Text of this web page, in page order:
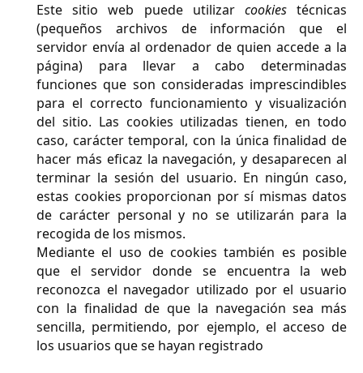
Este sitio web puede utilizar cookiestécnicas
(pequeños archivos de información que el
servidor envía al ordenador de quien accede a la
página) para llevar a cabo determinadas
funciones que son consideradas imprescindibles
para el correcto funcionamiento y visualización
del sitio. Las cookies utilizadas tienen, en todo
caso, carácter temporal, con la única finalidad de
hacer más eficaz la navegación, y desaparecen al
terminar la sesión del usuario. En ningún caso,
estas cookies proporcionan por sí mismas datos
de carácter personal y no se utilizarán para la
recogida de los mismos.
Mediante el uso de cookies también es posible
que el servidor donde se encuentra la web
reconozca el navegador utilizado por el usuario
con la finalidad de que la navegación sea más
sencilla, permitiendo, por ejemplo, el acceso de
los usuarios que se hayan registrado